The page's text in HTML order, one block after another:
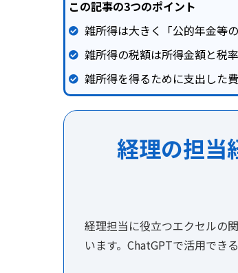
この記事の3つのポイント
雑所得は大きく「公的年金等
雑所得の税額は所得金額と税
雑所得を得るために支出した
経理の担当
経理担当に役立つエクセルの
います。ChatGPTで活用でき